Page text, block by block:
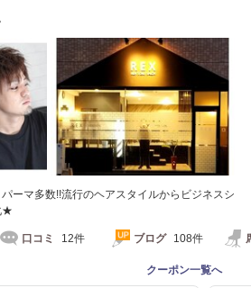
ーマ多数!!流行のヘアスタイルからビジネスシ
★
口コミ 12件 ブログ 108件
クーポン一覧へ